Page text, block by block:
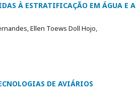
À ESTRATIFICAÇÃO EM ÁGUA E A
Ellen Toews Doll Hojo,
DE AVIÁRIOS